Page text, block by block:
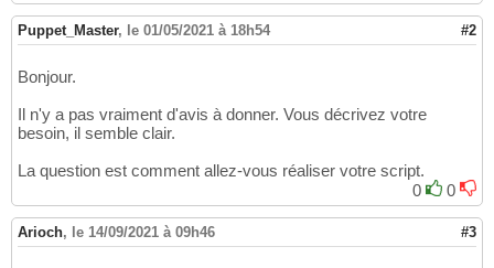
Puppet_Master, le 01/05/2021 à 18h54 #2
Bonjour.
Il n'y a pas vraiment d'avis à donner. Vous décrivez votre
besoin, il semble clair.
La question est comment allez-vous réaliser votre script.
0
0
Arioch, le 14/09/2021 à 09h46 #3